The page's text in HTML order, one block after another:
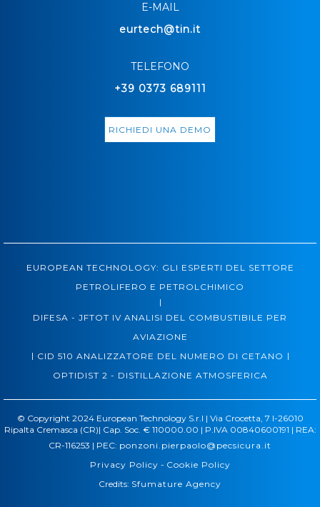
E-MAIL
eurtech@tin.it
TELEFONO
+39 0373 689111
RICHIEDI UNA DEMO
EUROPEAN TECHNOLOGY: GLI ESPERTI DEL SETTORE
PETROLIFERO E PETROLCHIMICO
|
DIFESA - JFTOT IV ANALISI DEL COMBUSTIBILE PER
AVIAZIONE
| CID 510 ANALIZZATORE DEL NUMERO DI CETANO |
OPTIDIST 2 - DISTILLAZIONE ATMOSFERICA
© Copyright 2024 European Technology S.r.l | Via Crocetta, 7 I-26010
Ripalta Cremasca (CR)| Cap. Soc. € 110000.00 | P.IVA 00840600191 | REA:
CR-116253 | PEC: ponzoni.pierpaolo@pecsicura.it
Privacy Policy - Cookie Policy
Credits: Sfumature Agency